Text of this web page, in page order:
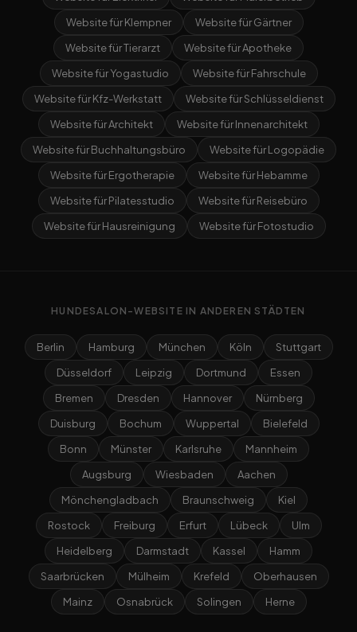
Website für Klempner
Website für Gärtner
Website für Tierarzt
Website für Apotheke
Website für Yogastudio
Website für Fahrschule
Website für Kfz-Werkstatt
Website für Schlüsseldienst
Website für Architekt
Website für Innenarchitekt
Website für Buchhaltungsbüro
Website für Logopädie
Website für Ergotherapie
Website für Hebamme
Website für Pilatesstudio
Website für Reisebüro
Website für Hausreinigung
Website für Fotostudio
HUNDESALON-WEBSITE IN ANDEREN STÄDTEN
Berlin Hamburg München Köln
Stuttgart
Düsseldorf
Leipzig Dortmund
Essen
Bremen
Dresden Hannover
Nürnberg
Duisburg
Bochum Wuppertal
Bielefeld
Bonn
Münster Karlsruhe
Mannheim
Augsburg
Wiesbaden
Aachen
Mönchengladbach
Braunschweig
Kiel
Rostock
Freiburg Erfurt Lübeck
Ulm
Heidelberg
Darmstadt Kassel
Hamm
Saarbrücken
Mülheim Krefeld
Oberhausen
Mainz
Osnabrück Solingen Herne